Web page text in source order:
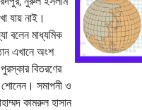
যায় নাই।
বলেন মাধ্যমিক
এখানে অংশ
বিতরণের
শোনেন। সমাপনী ও
কামরুল হাসান